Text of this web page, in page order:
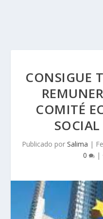
CONSIGUE
COMITÉ
Publicado por Salima |
0
|